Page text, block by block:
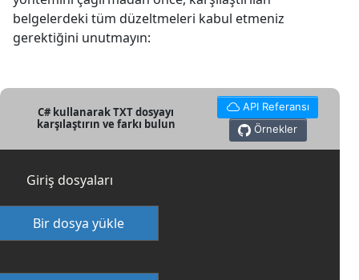
belgelerdeki tüm düzeltmeleri kabul etmeniz
gerektiğini unutmayın:
C# kullanarak TXT dosyayı
karşılaştırın ve farkı bulun
API Referansı
Örnekler
Giriş dosyaları
Bir dosya yükle